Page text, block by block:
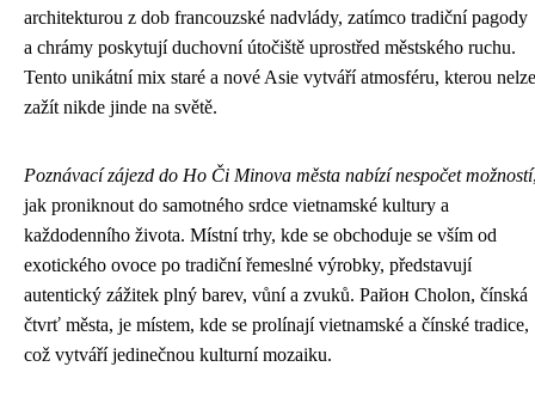
architekturou z dob francouzské nadvlády, zatímco tradiční pagody
a chrámy poskytují duchovní útočiště uprostřed městského ruchu.
Tento unikátní mix staré a nové Asie vytváří atmosféru, kterou nelze
zažít nikde jinde na světě.
Poznávací zájezd do Ho Či Minova města nabízí nespočet možností
jak proniknout do samotného srdce vietnamské kultury a
každodenního života. Místní trhy, kde se obchoduje se vším od
exotického ovoce po tradiční řemeslné výrobky, představují
autentický zážitek plný barev, vůní a zvuků. Район Cholon, čínská
čtvrť města, je místem, kde se prolínají vietnamské a čínské tradice,
což vytváří jedinečnou kulturní mozaiku.